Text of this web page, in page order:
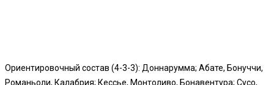
Ориентировочный состав (4-3-3): Доннарумма; Абате, Бонуччи,
Романьоли, Калабрия; Кессье, Монтоливо, Бонавентура; Сусо,